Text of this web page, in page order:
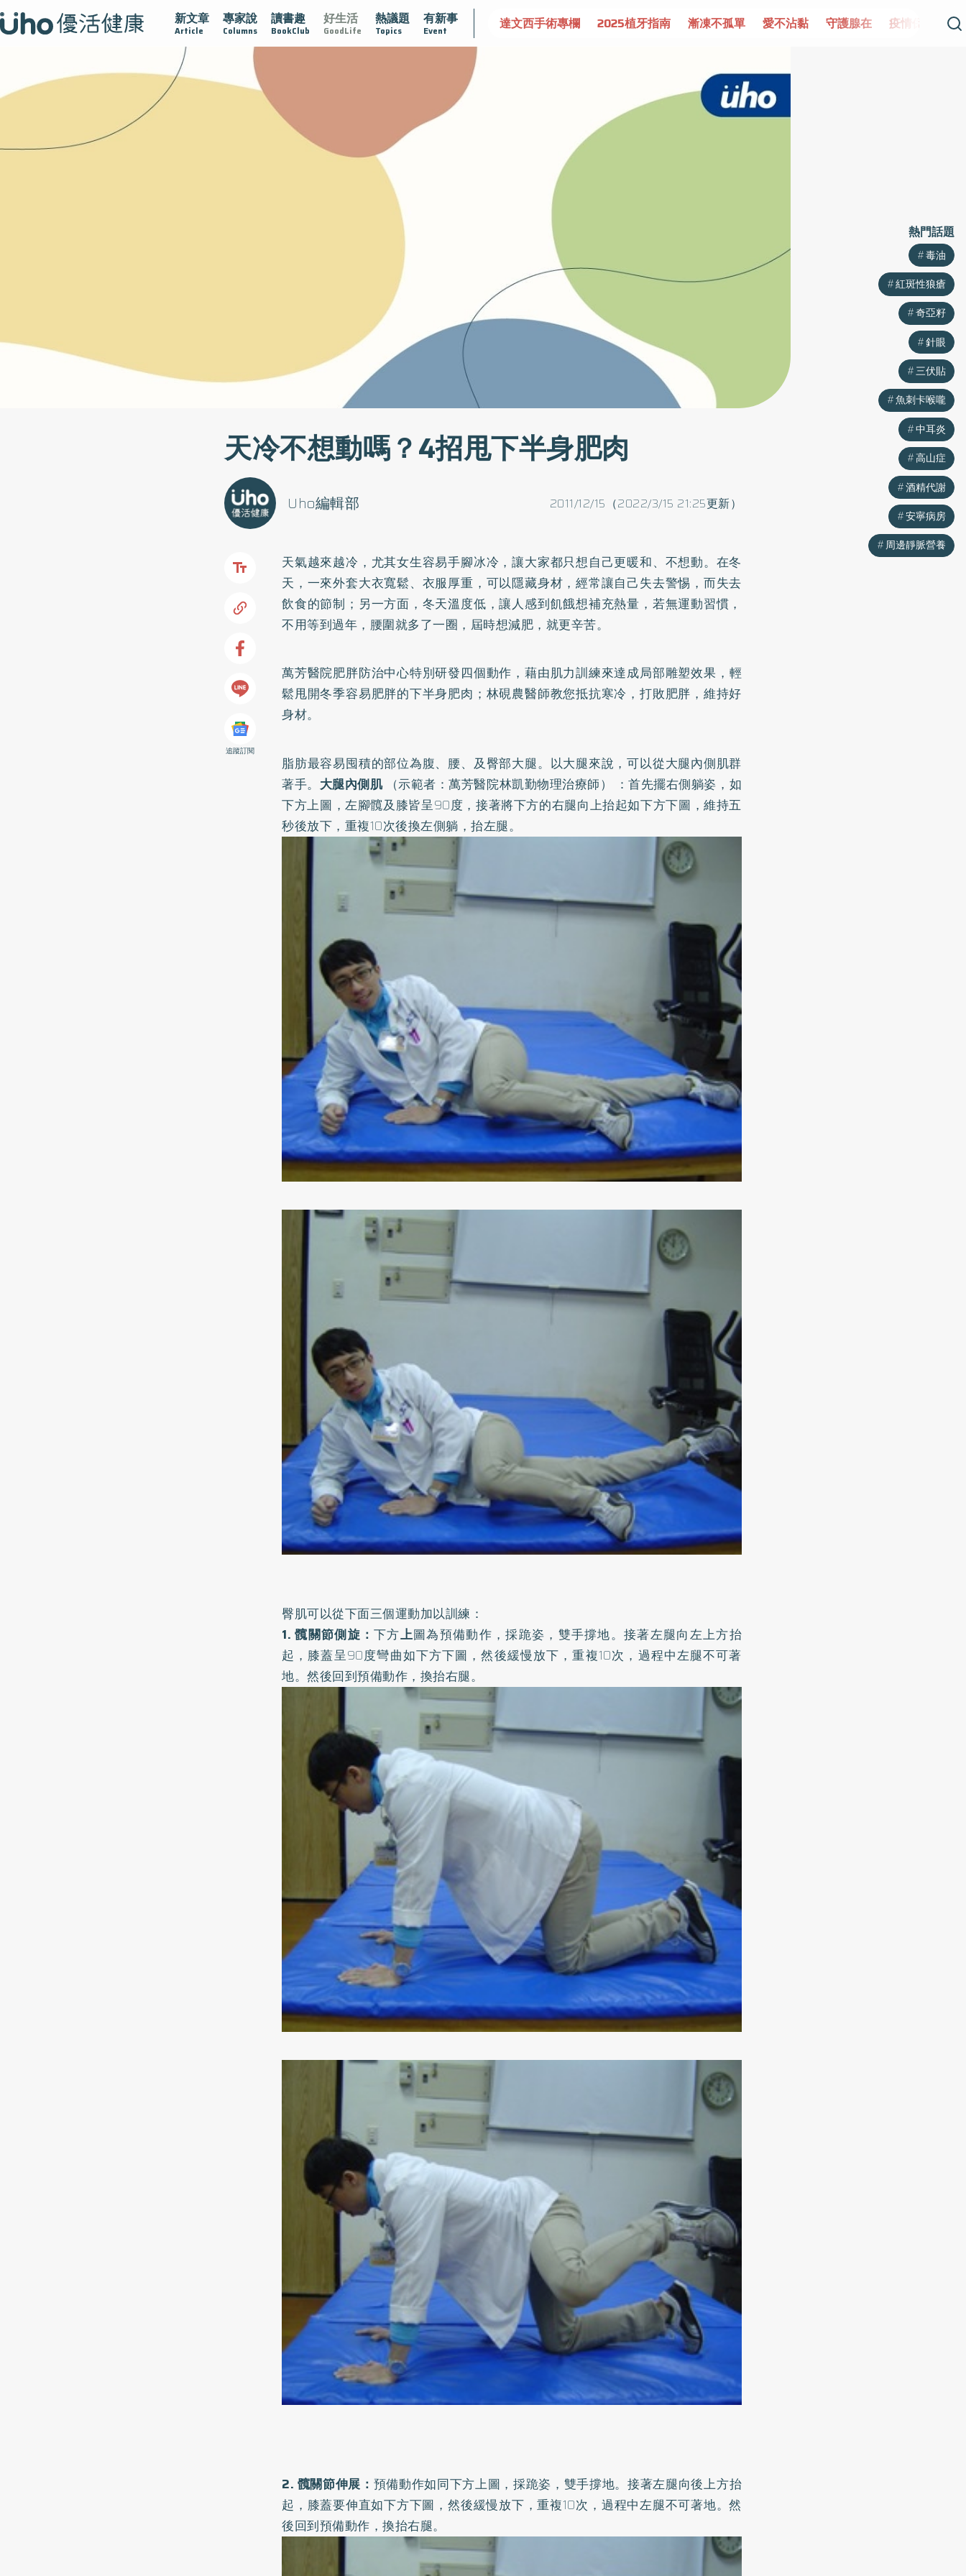
新文章
Article
專家說
Columns
讀書趣
BookClub
好生活
GoodLife
熱議題
Topics
有新事
Event
疫情保衛戰 再生醫學 愛的未來視 認識攝護腺肥大 守護骨骼健康 達文西手術專欄 2025植牙指南 漸凍不孤單 愛不沾黏 守護腺在 疫情保衛戰 再生醫學 愛的
天冷不想動嗎？4招甩下半身肥肉
2011/12/15（2022/3/15 21:25更新）
Uho編輯部
追蹤訂閱
天氣越來越冷，尤其女生容易手腳冰冷，讓大家都只想自己更暖和、不想動。在冬
天，一來外套大衣寬鬆、衣服厚重，可以隱藏身材，經常讓自己失去警惕，而失去
飲食的節制；另一方面，冬天溫度低，讓人感到飢餓想補充熱量，若無運動習慣，
不用等到過年，腰圍就多了一圈，屆時想減肥，就更辛苦。
萬芳醫院肥胖防治中心特別研發四個動作，藉由肌力訓練來達成局部雕塑效果，輕
鬆甩開冬季容易肥胖的下半身肥肉；林硯農醫師教您抵抗寒冷，打敗肥胖，維持好
身材。
脂肪最容易囤積的部位為腹、腰、及臀部大腿。以大腿來說，可以從大腿內側肌群
著手。 大腿內側肌（示範者：萬芳醫院林凱勤物理治療師） ：首先擺右側躺姿，如
下方上圖，左腳髖及膝皆呈90度，接著將下方的右腿向上抬起如下方下圖，維持五
秒後放下，重複10次後換左側躺，抬左腿。
臀肌可以從下面三個運動加以訓練：
1. 髖關節側旋：下方上圖為預備動作，採跪姿，雙手撐地。接著左腿向左上方抬
起，膝蓋呈90度彎曲如下方下圖，然後緩慢放下，重複10次，過程中左腿不可著
地。然後回到預備動作，換抬右腿。
2. 髖關節伸展： 預備動作如同下方上圖，採跪姿，雙手撐地。接著左腿向後上方抬
起，膝蓋要伸直如下方下圖，然後緩慢放下，重複10次，過程中左腿不可著地。然
後回到預備動作，換抬右腿。
熱門話題
毒油
紅斑性狼瘡
奇亞籽
針眼
三伏貼
魚刺卡喉嚨
中耳炎
高山症
酒精代謝
安寧病房
周邊靜脈營養